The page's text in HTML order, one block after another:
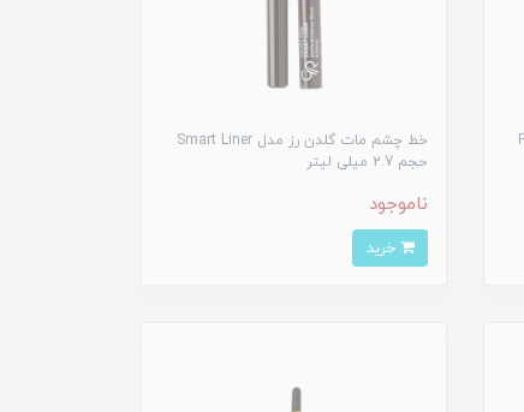
خط چشم مات گلدن رز مدل Smart Liner
حجم 2.7 میلی لیتر
ناموجود
خرید